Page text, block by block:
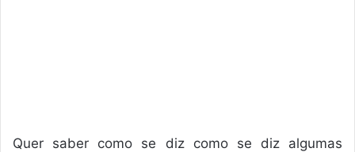
Quer saber como se diz como se diz algumas